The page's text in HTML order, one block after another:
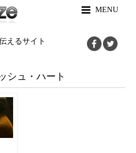
MENU
えるサイト
シュ・ハート